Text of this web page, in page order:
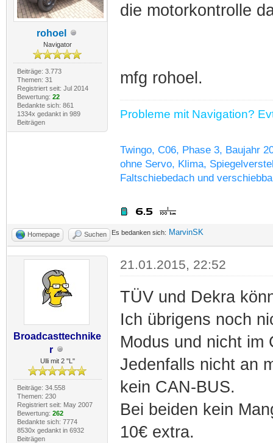
rohoel
Navigator
Beiträge: 3.773
Themen: 31
Registriert seit: Jul 2014
Bewertung: 22
Bedankte sich: 861
1334x gedankt in 989
Beiträgen
die motorkontrolle
mfg rohoel.
Probleme mit Navigation?
Twingo, C06, Phase 3, Baujahr
ohne Servo, Klima,
Faltschiebedach und
Homepage Suchen Es bedanken sich: MarvinSK
Broadcasttechnike
r
Ulli mit 2 "L"
Beiträge: 34.558
Themen: 230
Registriert seit: May 2007
Bewertung: 262
Bedankte sich: 7774
8530x gedankt in 6932
Beiträgen
21.01.2015, 22:52
TÜV und Dekra
Ich übrigens noch
Modus und nicht im
Jedenfalls nicht an
kein CAN-BUS.
Bei beiden kein
10€ extra.